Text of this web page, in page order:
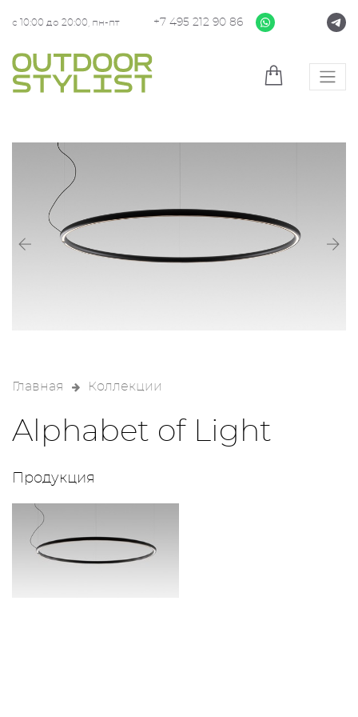
с 10:00 до 20:00, пн-пт +7 495 212 90 86
Главная Коллекции
Alphabet of Light
Продукция